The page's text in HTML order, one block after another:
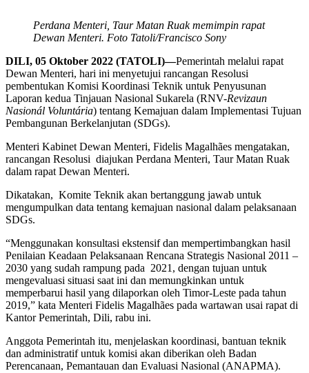
Perdana Menteri, Taur Matan Ruak memimpin rapat
Dewan Menteri. Foto Tatoli/Francisco Sony
DILI, 05 Oktober 2022 (TATOLI)—Pemerintah melalui rapat
Dewan Menteri, hari ini menyetujui rancangan Resolusi
pembentukan Komisi Koordinasi Teknik untuk Penyusunan
Laporan kedua Tinjauan Nasional Sukarela (RNV-Revizaun
Nasionál Voluntária) tentang Kemajuan dalam Implementasi Tujuan
Pembangunan Berkelanjutan (SDGs).
Menteri Kabinet Dewan Menteri, Fidelis Magalhães mengatakan,
rancangan Resolusi diajukan Perdana Menteri, Taur Matan Ruak
dalam rapat Dewan Menteri.
Dikatakan, Komite Teknik akan bertanggung jawab untuk
mengumpulkan data tentang kemajuan nasional dalam pelaksanaan
SDGs.
“Menggunakan konsultasi ekstensif dan mempertimbangkan hasil
Penilaian Keadaan Pelaksanaan Rencana Strategis Nasional 2011 –
2030 yang sudah rampung pada 2021, dengan tujuan untuk
mengevaluasi situasi saat ini dan memungkinkan untuk
memperbarui hasil yang dilaporkan oleh Timor-Leste pada tahun
2019,” kata Menteri Fidelis Magalhães pada wartawan usai rapat di
Kantor Pemerintah, Dili, rabu ini.
Anggota Pemerintah itu, menjelaskan koordinasi, bantuan teknik
dan administratif untuk komisi akan diberikan oleh Badan
Perencanaan, Pemantauan dan Evaluasi Nasional (ANAPMA).